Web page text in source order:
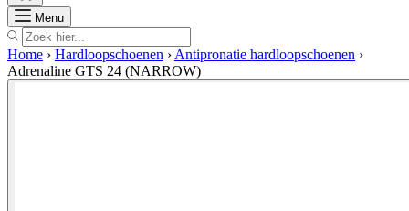
Menu Zoek
Home › Hardloopschoenen › Antipronatie hardloopschoenen ›
Adrenaline GTS 24 (NARROW)